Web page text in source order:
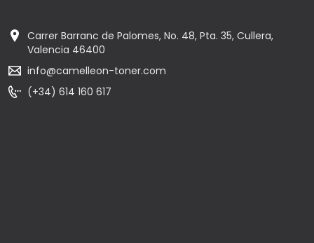
Carrer Barranc de Palomes, No. 48, Pta. 35, Cullera,
Valencia 46400
info@camelleon-toner.com
(+34) 614 160 617